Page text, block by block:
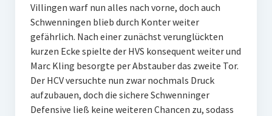
Villingen warf nun alles nach vorne, doch auch
Schwenningen blieb durch Konter weiter
gefährlich. Nach einer zunächst verunglückten
kurzen Ecke spielte der HVS konsequent weiter und
Marc Kling besorgte per Abstauber das zweite Tor.
Der HCV versuchte nun zwar nochmals Druck
aufzubauen, doch die sichere Schwenninger
Defensive ließ keine weiteren Chancen zu, sodass